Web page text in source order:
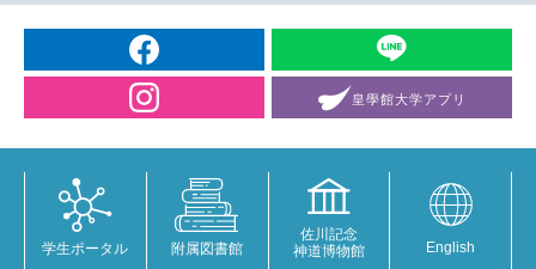
学生ポータル 附属図書館
佐川記念
神道博物館
English
皇學館大学アプリ